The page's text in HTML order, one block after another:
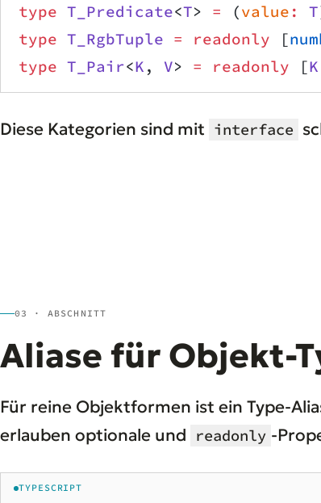
type T_Predicate<T> = (value : T
type T_RgbTuple = readonly [
type T_Pair<K , V> = readonly [K
Diese Kategorien sind mit interface
03 · ABSCHNITT
Aliase für Objekt-
Für reine Objektformen ist ein Type-
erlauben optionale und
readonly -
TYPESCRIPT